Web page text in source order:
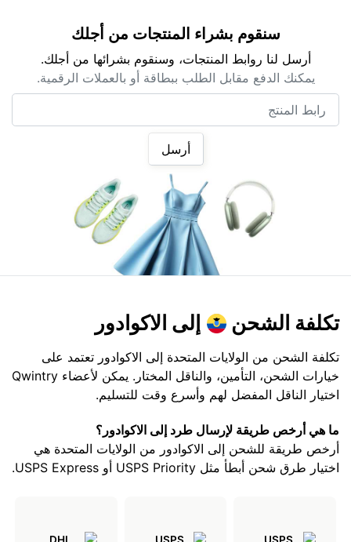
سنقوم بشراء المنتجات من أجلك
أرسل لنا روابط المنتجات، وسنقوم بشرائها من أجلك.
يمكنك الدفع مقابل الطلب ببطاقة أو بالعملات الرقمية.
أرسل
تكلفة الشحن إلى الاكوادور
تكلفة الشحن من الولايات المتحدة إلى الاكوادور تعتمد على
خيارات الشحن، التأمين، والناقل المختار. يمكن لأعضاء Qwintry
اختيار الناقل المفضل لهم وأسرع وقت للتسليم.
ما هي أرخص طريقة لإرسال طرد إلى الاكوادور؟
أرخص طريقة للشحن إلى الاكوادور من الولايات المتحدة هي
اختيار طرق شحن أبطأ مثل USPS Priority أو USPS Express.